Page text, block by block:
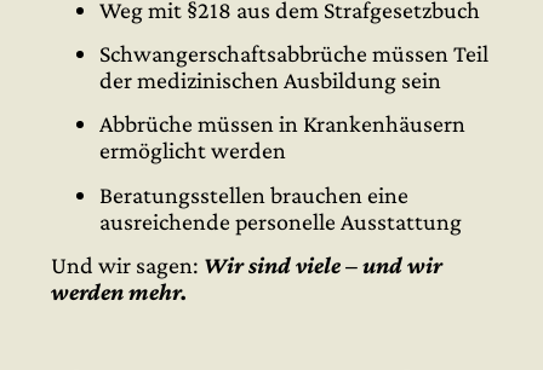
Weg mit §218 aus dem Strafgesetzbuch
Schwangerschaftsabbrüche müssen Teil
der medizinischen Ausbildung sein
Abbrüche müssen in Krankenhäusern
ermöglicht werden
Beratungsstellen brauchen eine
ausreichende personelle Ausstattung
Und wir sagen: Wir sind viele – und wir
werden mehr.